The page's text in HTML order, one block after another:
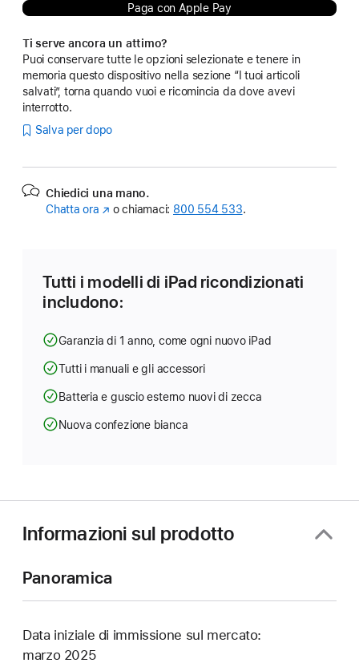
Paga con Apple Pay
Ti serve ancora un attimo?
Puoi conservare tutte le opzioni selezionate e tenere in
memoria questo dispositivo nella sezione “I tuoi articoli
salvati”, torna quando vuoi e ricomincia da dove avevi
interrotto.
Salva per dopo
Chiedici una mano.
Chatta ora (Si
nuova
finestra)
o chiamaci: 800 554 533.
Tutti i modelli di iPad ricondizionati
includono:
Garanzia di 1 anno, come ogni nuovo iPad
Tutti i manuali e gli accessori
Batteria e guscio esterno nuovi di zecca
Nuova confezione bianca
Informazioni sul prodotto
Panoramica
Data iniziale di immissione sul mercato:
marzo 2025